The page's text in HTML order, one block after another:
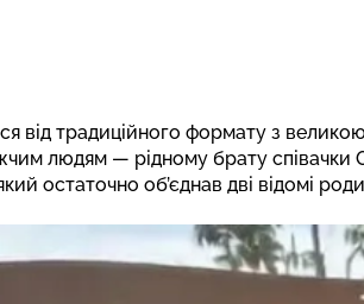
від традиційного формату з
людям — рідному брату
остаточно об’єднав дві відомі